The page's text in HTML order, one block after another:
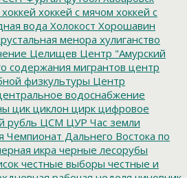
хоккей хоккей с мячом хоккей с
вода Холокост Хорошавин
менора хулиганство
Целищев Центр "Амурский
содержания мигрантов центр
физкультуры Центр
водоснабжение
цик циклон цирк цифровое
рубль ЦСМ ЦУР Час земли
Чемпионат Дальнего Востока по
икра черные лесорубы
честные выборы честные и